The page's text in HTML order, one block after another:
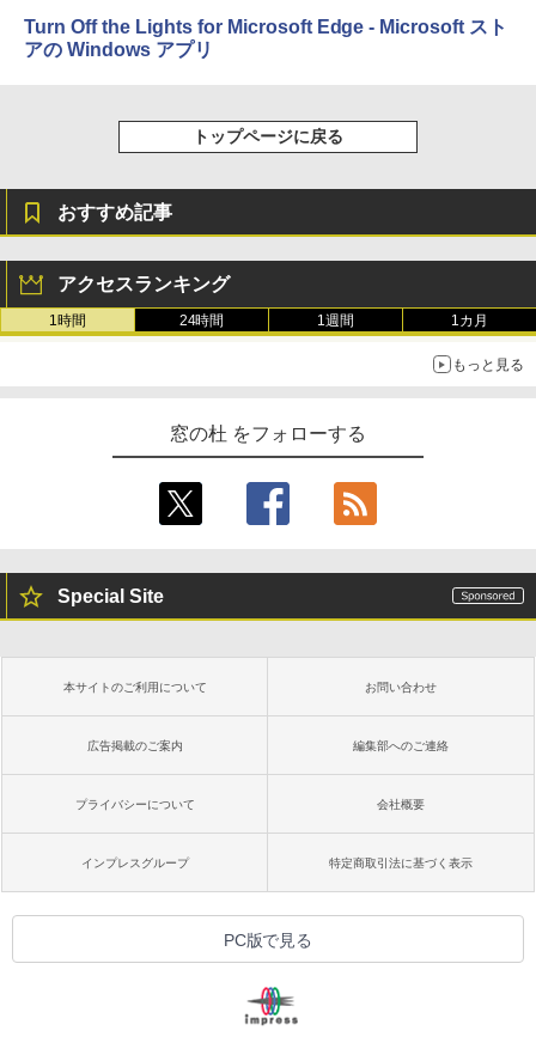
￥1,600
版)|オンラインコード版|Windows11、1
0/mac対応|PC2台
￥37,224
￥2,326
イ、色調調節ライト、最大8週間持続バッ
テリー、広告無し、ブラック (2025年発
整、色調調節ライト、プレミアムペン付
き、グラファイト
￥115,980
Turn Off the Lights for Microsoft Edge - Microsoft スト
アの Windows アプリ
トップページに戻る
おすすめ記事
アクセスランキング
1時間 24時間 1週間 1カ月
もっと見る
窓の杜 をフォローする
Special Site
本サイトのご利用について お問い合わせ
広告掲載のご案内 編集部へのご連絡
プライバシーについて 会社概要
インプレスグループ 特定商取引法に基づく表示
PC版で見る